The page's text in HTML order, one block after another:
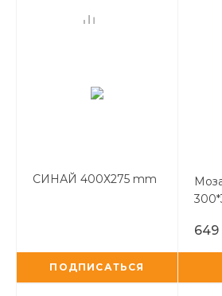
СИНАЙ 400Х275 mm
ПОДПИСАТЬСЯ
649